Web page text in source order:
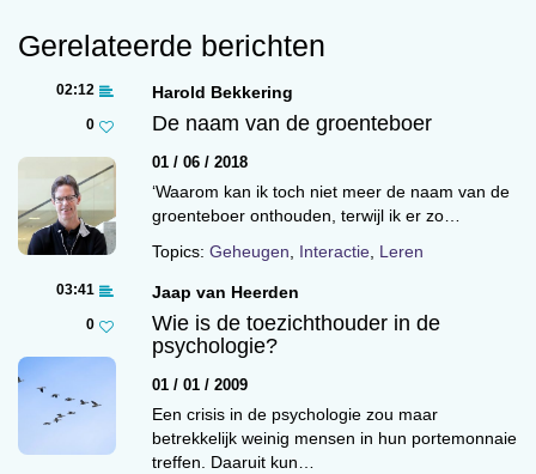
zo een verhoring wat efficiënter te laten
verlopen, maar dat is meer dan twee millennia
geleden. Toen keek men niet op een ledemaat
meer of minder. Maar Adriaan de Groot –
voormalig schaker, methodoloog, psycholoog –
daar is toch niks mis mee? Toch moest ik
recentelijk even slikken bij het lezen van zijn
psychoanalytische studie over Sinterklaas.1 Kort
staat voor het huwelijk en de voortplanting,
terwijl Piet de fallische, duivelse lust
representeert. De huizen die Sint en Piet
aandoen, worden Freudiaans door hen
bezwangerd: Piet dringt door de schoorsteen
naar binnen om aldaar geschenken uit zijn zak
Gerelateerde berichten
02:12
0
Harold Bekkering
De naam van de groenteboer
01 / 06 / 2018
‘Waarom kan ik toch niet meer de naam van de
groenteboer onthouden, terwijl ik er zo…
Topics: Geheugen, Interactie, Leren
03:41
0
Jaap van Heerden
Wie is de toezichthouder in de
psychologie?
01 / 01 / 2009
Een crisis in de psychologie zou maar
betrekkelijk weinig mensen in hun portemonnaie
treffen. Daaruit kun…